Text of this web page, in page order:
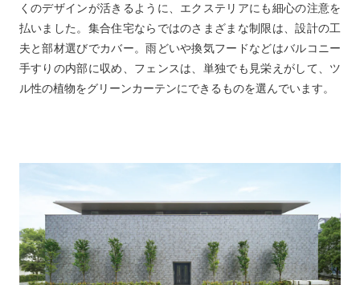
くのデザインが活きるように、エクステリアにも細心の注意を
払いました。集合住宅ならではのさまざまな制限は、設計の工
夫と部材選びでカバー。雨どいや換気フードなどはバルコニー
手すりの内部に収め、フェンスは、単独でも見栄えがして、ツ
ル性の植物をグリーンカーテンにできるものを選んでいます。